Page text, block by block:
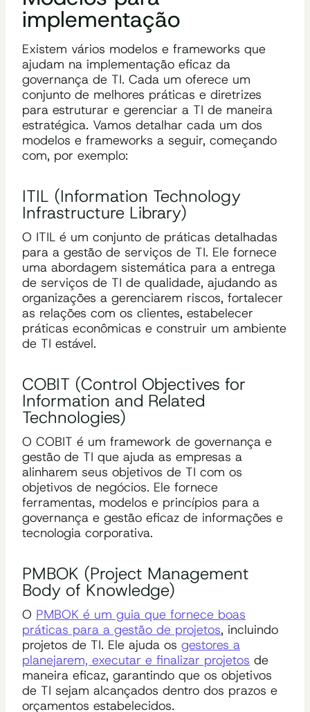
implementação
Existem vários modelos e frameworks que
ajudam na implementação eficaz da
governança de TI. Cada um oferece um
conjunto de melhores práticas e diretrizes
para estruturar e gerenciar a TI de maneira
estratégica. Vamos detalhar cada um dos
modelos e frameworks a seguir, começando
com, por exemplo:
ITIL (Information Technology
Infrastructure Library)
O ITIL é um conjunto de práticas detalhadas
para a gestão de serviços de TI. Ele fornece
uma abordagem sistemática para a entrega
de serviços de TI de qualidade, ajudando as
organizações a gerenciarem riscos, fortalecer
as relações com os clientes, estabelecer
práticas econômicas e construir um ambiente
de TI estável.
COBIT (Control Objectives for
Information and Related
Technologies)
O COBIT é um framework de governança e
gestão de TI que ajuda as empresas a
alinharem seus objetivos de TI com os
objetivos de negócios. Ele fornece
ferramentas, modelos e princípios para a
governança e gestão eficaz de informações e
tecnologia corporativa.
PMBOK (Project Management
Body of Knowledge)
O PMBOK é um guia que fornece boas
práticas para a gestão de projetos, incluindo
projetos de TI. Ele ajuda os gestores a
planejarem, executar e finalizar projetos de
maneira eficaz, garantindo que os objetivos
de TI sejam alcançados dentro dos prazos e
orçamentos estabelecidos.